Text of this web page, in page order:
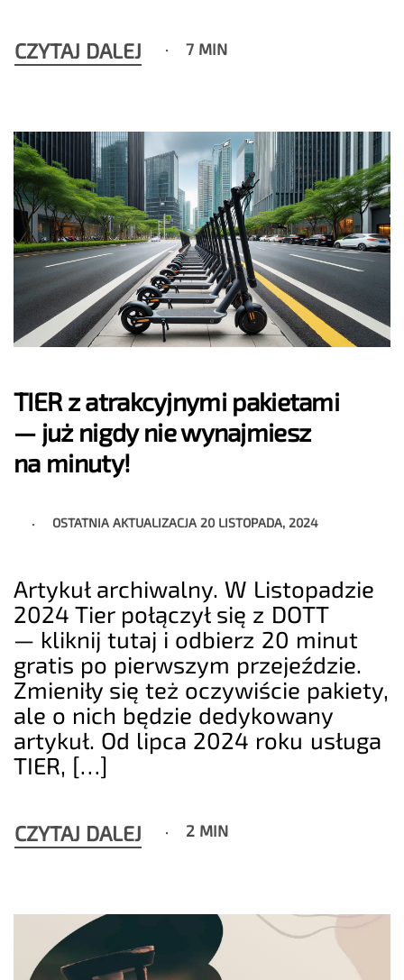
CZYTAJ DALEJ 7 MIN
TIER z atrakcyjnymi pakietami
— już nigdy nie wynajmiesz
na minuty!
OSTATNIA AKTUALIZACJA 20 LISTOPADA, 2024
Artykuł archiwalny. W Listopadzie
2024 Tier połączył się z DOTT
— kliknij tutaj i odbierz 20 minut
gratis po pierwszym przejeździe.
Zmieniły się też oczywiście pakiety,
ale o nich będzie dedykowany
artykuł. Od lipca 2024 roku usługa
TIER, […]
CZYTAJ DALEJ 2 MIN